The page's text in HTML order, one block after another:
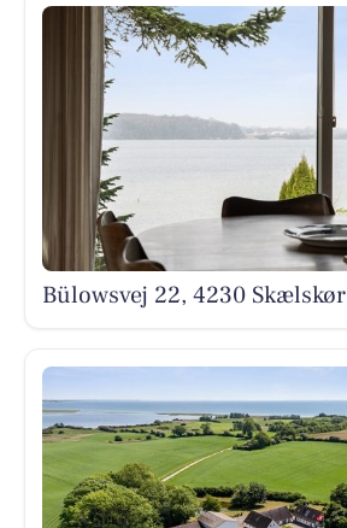
Bülowsvej 22, 4230 Skælskør